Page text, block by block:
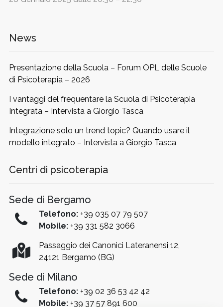
News
Presentazione della Scuola – Forum OPL delle Scuole
di Psicoterapia – 2026
I vantaggi del frequentare la Scuola di Psicoterapia
Integrata – Intervista a Giorgio Tasca
Integrazione solo un trend topic? Quando usare il
modello integrato – Intervista a Giorgio Tasca
Centri di psicoterapia
Sede di Bergamo
Telefono: +39 035 07 79 507
Mobile: +39 331 582 3066
Passaggio dei Canonici Lateranensi 12,
24121 Bergamo (BG)
Sede di Milano
Telefono: +39 02 36 53 42 42
Mobile: +39 37 57 891 600